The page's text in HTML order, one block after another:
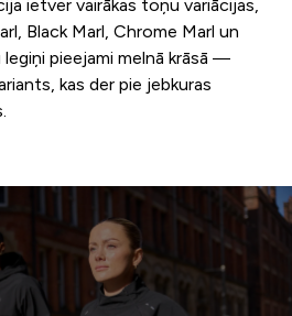
ietver vairākas toņu variācijas,
Black Marl, Chrome Marl un
legiņi pieejami melnā krāsā —
kas der pie jebkuras